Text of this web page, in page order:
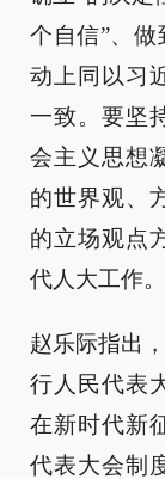
个自信”、做
动上同以习
一致。要坚
会主义思想
的世界观、
的立场观点
代人大工作。
赵乐际指出
行人民代表
在新时代新
代表大会制